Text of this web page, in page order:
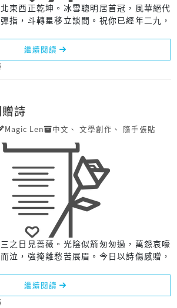
東西正乾坤。冰雪聰明居首冠，風華絕代
指，斗轉星移立談間。祝你已經年二九，
繼續閱讀
詩
Magic Len 中文 、 文學創作 、 隨手張貼
之日見薔薇。光陰似箭匆匆過，萬怨哀嚎
泣，強掩離愁苦展眉。今日以詩傷感贈，
繼續閱讀